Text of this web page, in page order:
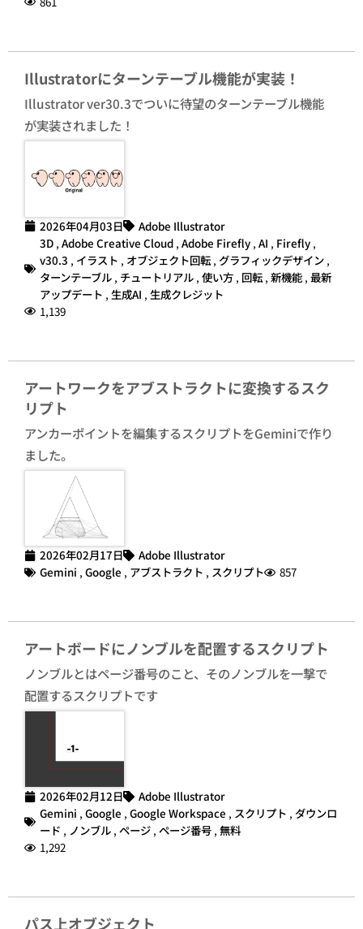
Illustratorにターンテーブル機能が実装！
Illustrator ver30.3でついに待望のターンテーブル機能
が実装されました！
2026年04月03日
Adobe Illustrator
3D , Adobe Creative Cloud , Adobe Firefly , AI , Firefly ,
v30.3 , イラスト , オブジェクト回転 , グラフィックデザイン ,
ターンテーブル , チュートリアル , 使い方 , 回転 , 新機能 , 最新
アップデート , 生成AI , 生成クレジット
1,139
アートワークをアブストラクトに変換するスク
リプト
アンカーポイントを編集するスクリプトをGeminiで作り
ました。
2026年02月17日
Adobe Illustrator
Gemini , Google , アブストラクト , スクリプト 857
アートボードにノンブルを配置するスクリプト
ノンブルとはページ番号のこと、そのノンブルを一撃で
配置するスクリプトです
2026年02月12日
Adobe Illustrator
Gemini , Google , Google Workspace , スクリプト , ダウンロ
ード , ノンブル , ページ , ページ番号 , 無料
1,292
パス上オブジェクト